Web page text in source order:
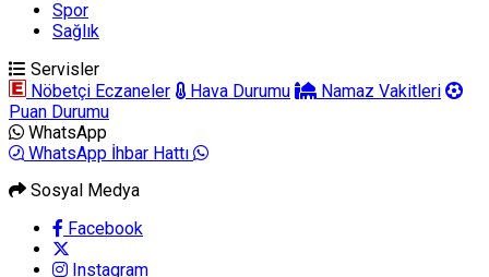
Spor
Sağlık
Servisler
Nöbetçi Eczaneler
Hava Durumu
Namaz Vakitleri
Puan Durumu
WhatsApp
WhatsApp İhbar Hattı
Sosyal Medya
Facebook
Instagram